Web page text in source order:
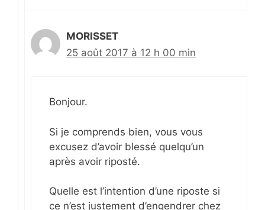
MORISSET
25 août 2017 à 12 h 00 min
Bonjour.
Si je comprends bien, vous vous
excusez d’avoir blessé quelqu’un
après avoir riposté.
Quelle est l’intention d’une riposte si
ce n’est justement d’engendrer chez